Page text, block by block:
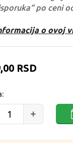
po ceni
o ovoj
RSD